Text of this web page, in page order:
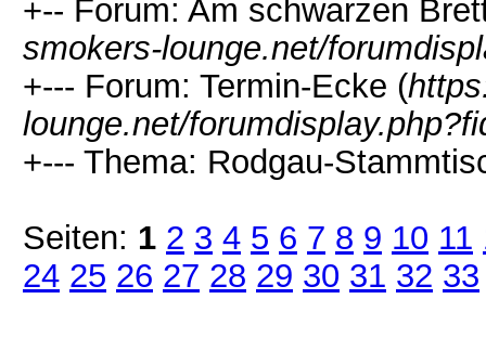
+-- Forum: Am schwarzen
smokers-lounge.net/
+--- Forum: Termin-Ecke (
lounge.net/
+--- Thema: Rodgau-
Seiten: 1 2 3 4 5 6 7 8 9 10 11
24 25 26 27 28 29 30 31 32 33